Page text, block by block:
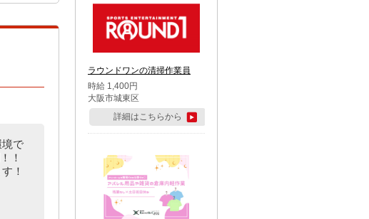
で
！
！
ラウンドワンの清掃作業員
時給 1,400円
大阪市城東区
詳細はこちらから